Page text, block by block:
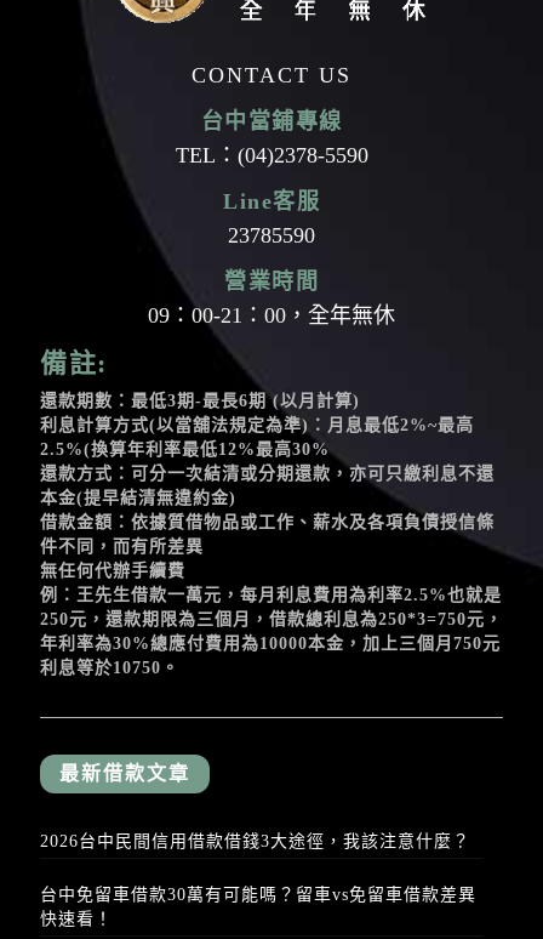
CONTACT US
台中當鋪專線
TEL： (04)2378-5590
Line客服
23785590
營業時間
09：00-21：00，全年無休
備註:
還款期數：最低3期-最長6期 (以月計算)
利息計算方式(以當舖法規定為準)：月息最低2%~最高
2.5%(換算年利率最低12%最高30%
還款方式：可分一次結清或分期還款，亦可只繳利息不還
本金(提早結清無違約金)
借款金額：依據質借物品或工作、薪水及各項負債授信條
件不同，而有所差異
無任何代辦手續費
例：王先生借款一萬元，每月利息費用為利率2.5%也就是
250元，還款期限為三個月，借款總利息為250*3=750元，
年利率為30%總應付費用為10000本金，加上三個月750元
利息等於10750。
最新借款文章
2026台中民間信用借款借錢3大途徑，我該注意什麼？
台中免留車借款30萬有可能嗎？留車vs免留車借款差異
快速看！